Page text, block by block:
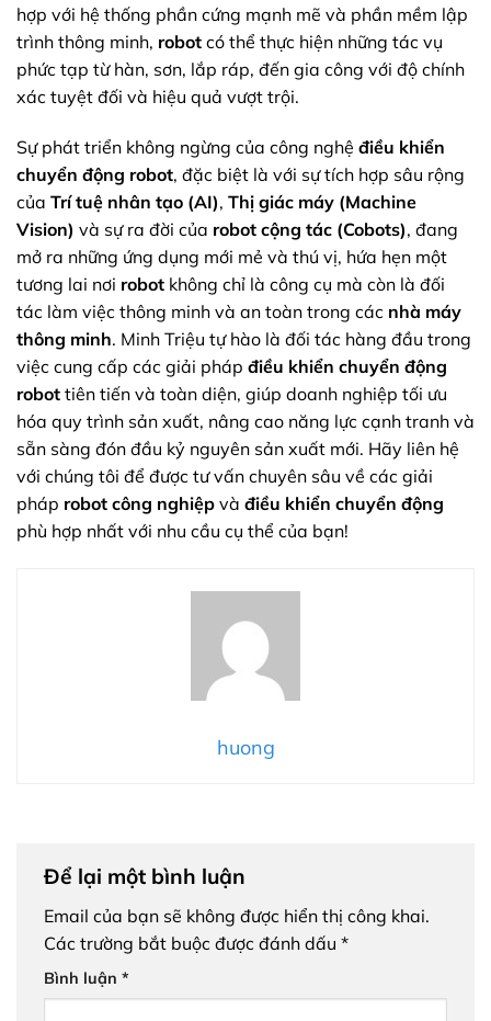
hợp với hệ thống phần cứng mạnh mẽ và phần mềm lập
trình thông minh, robot có thể thực hiện những tác vụ
phức tạp từ hàn, sơn, lắp ráp, đến gia công với độ chính
xác tuyệt đối và hiệu quả vượt trội.
Sự phát triển không ngừng của công nghệ điều khiển
chuyển động robot, đặc biệt là với sự tích hợp sâu rộng
của Trí tuệ nhân tạo (AI), Thị giác máy (Machine
Vision) và sự ra đời của robot cộng tác (Cobots), đang
mở ra những ứng dụng mới mẻ và thú vị, hứa hẹn một
tương lai nơi robot không chỉ là công cụ mà còn là đối
tác làm việc thông minh và an toàn trong các nhà máy
thông minh. Minh Triệu tự hào là đối tác hàng đầu trong
việc cung cấp các giải pháp điều khiển chuyển động
robot tiên tiến và toàn diện, giúp doanh nghiệp tối ưu
hóa quy trình sản xuất, nâng cao năng lực cạnh tranh và
sẵn sàng đón đầu kỷ nguyên sản xuất mới. Hãy liên hệ
với chúng tôi để được tư vấn chuyên sâu về các giải
pháp robot công nghiệp và điều khiển chuyển động
phù hợp nhất với nhu cầu cụ thể của bạn!
huong
Để lại một bình luận
Email của bạn sẽ không được hiển thị công khai.
Các trường bắt buộc được đánh dấu *
Bình luận *